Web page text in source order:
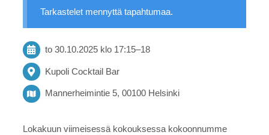
Tarkastelet mennyttä tapahtumaa.
to 30.10.2025 klo 17:15–18
Kupoli Cocktail Bar
Mannerheimintie 5, 00100 Helsinki
Lokakuun viimeisessä kokouksessa kokoonnumme